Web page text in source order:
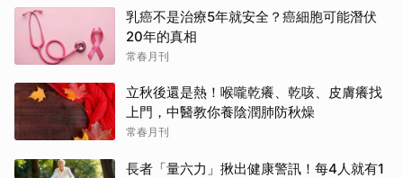
乳癌不是治療5年就安全？癌細胞可能潛伏
20年的真相
常春月刊
立秋後還是熱！喉嚨乾癢、乾咳、皮膚癢找
上門，中醫教你養陰潤肺防秋燥
常春月刊
長者「量六力」揪出健康警訊！每4人就有1